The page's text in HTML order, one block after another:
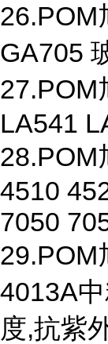
26.POM
GA705
27.POM
LA541
28.POM
4510
7050
29.POM
4013A
度,抗紫